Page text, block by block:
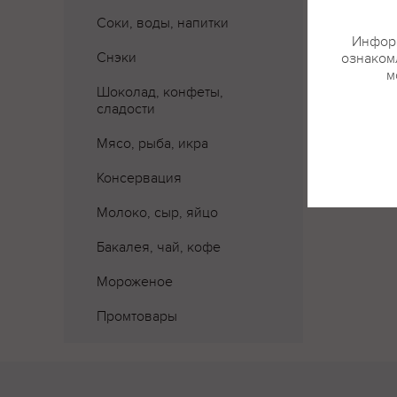
Соки, воды, напитки
Снэки
Шоколад, конфеты,
сладости
Мясо, рыба, икра
Консервация
Молоко, сыр, яйцо
Бакалея, чай, кофе
Мороженое
Промтовары